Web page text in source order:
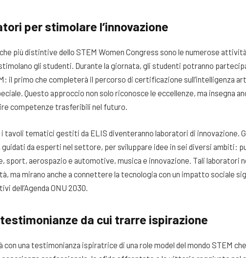
per stimolare l’innovazione
più distintive dello STEM Women Congress sono le numerose
gli studenti. Durante la giornata, gli studenti potranno
il primo che completerà il percorso di certificazione sull’intelligenza
Questo approccio non solo riconosce le eccellenze, ma insegna
competenze trasferibili nel futuro.
i tavoli tematici gestiti da ELIS diventeranno laboratori di innovazione.
da esperti nel settore, per sviluppare idee in sei diversi ambiti:
sport, aerospazio e automotive, musica e innovazione. Tali laboratori
ma mirano anche a connettere la tecnologia con un impatto sociale
dell’Agenda ONU 2030.
da cui trarre ispirazione
con una testimonianza ispiratrice di una role model del mondo STEM che